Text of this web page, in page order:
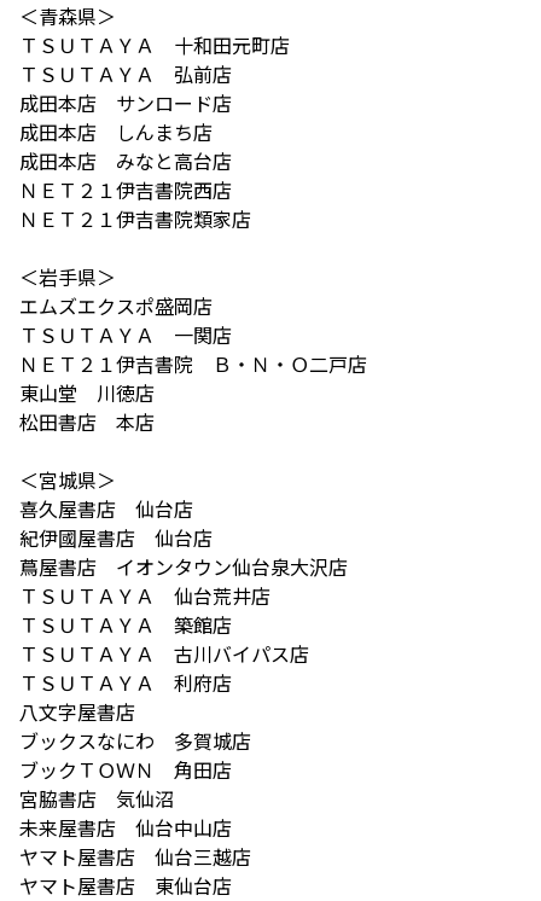
＜青森県＞
ＴＳＵＴＡＹＡ 十和田元町店
ＴＳＵＴＡＹＡ 弘前店
成田本店 サンロード店
成田本店 しんまち店
成田本店 みなと高台店
ＮＥＴ２１伊吉書院西店
ＮＥＴ２１伊吉書院類家店
＜岩手県＞
エムズエクスポ盛岡店
ＴＳＵＴＡＹＡ 一関店
ＮＥＴ２１伊吉書院 Ｂ・Ｎ・Ｏ二戸店
東山堂 川徳店
松田書店 本店
＜宮城県＞
喜久屋書店 仙台店
紀伊國屋書店 仙台店
蔦屋書店 イオンタウン仙台泉大沢店
ＴＳＵＴＡＹＡ 仙台荒井店
ＴＳＵＴＡＹＡ 築館店
ＴＳＵＴＡＹＡ 古川バイパス店
ＴＳＵＴＡＹＡ 利府店
八文字屋書店
ブックスなにわ 多賀城店
ブックＴＯＷＮ 角田店
宮脇書店 気仙沼
未来屋書店 仙台中山店
ヤマト屋書店 仙台三越店
ヤマト屋書店 東仙台店